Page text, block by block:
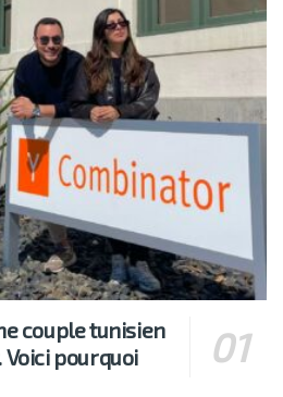
couple tunisien
Voici pourquoi